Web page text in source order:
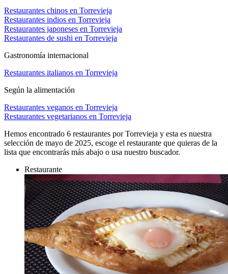
Restaurantes chinos en Torrevieja
Restaurantes indios en Torrevieja
Restaurantes japoneses en Torrevieja
Restaurantes de sushi en Torrevieja
Gastronomía internacional
Restaurantes italianos en Torrevieja
Según la alimentación
Restaurantes veganos en Torrevieja
Restaurantes vegetarianos en Torrevieja
Hemos encontrado 6 restaurantes por Torrevieja y esta es nuestra
selección de mayo de 2025, escoge el restaurante que quieras de la
lista que encontrarás más abajo o usa nuestro buscador.
Restaurante